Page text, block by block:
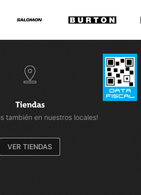
Tiendas
también en nuestros locales!
VER TIENDAS